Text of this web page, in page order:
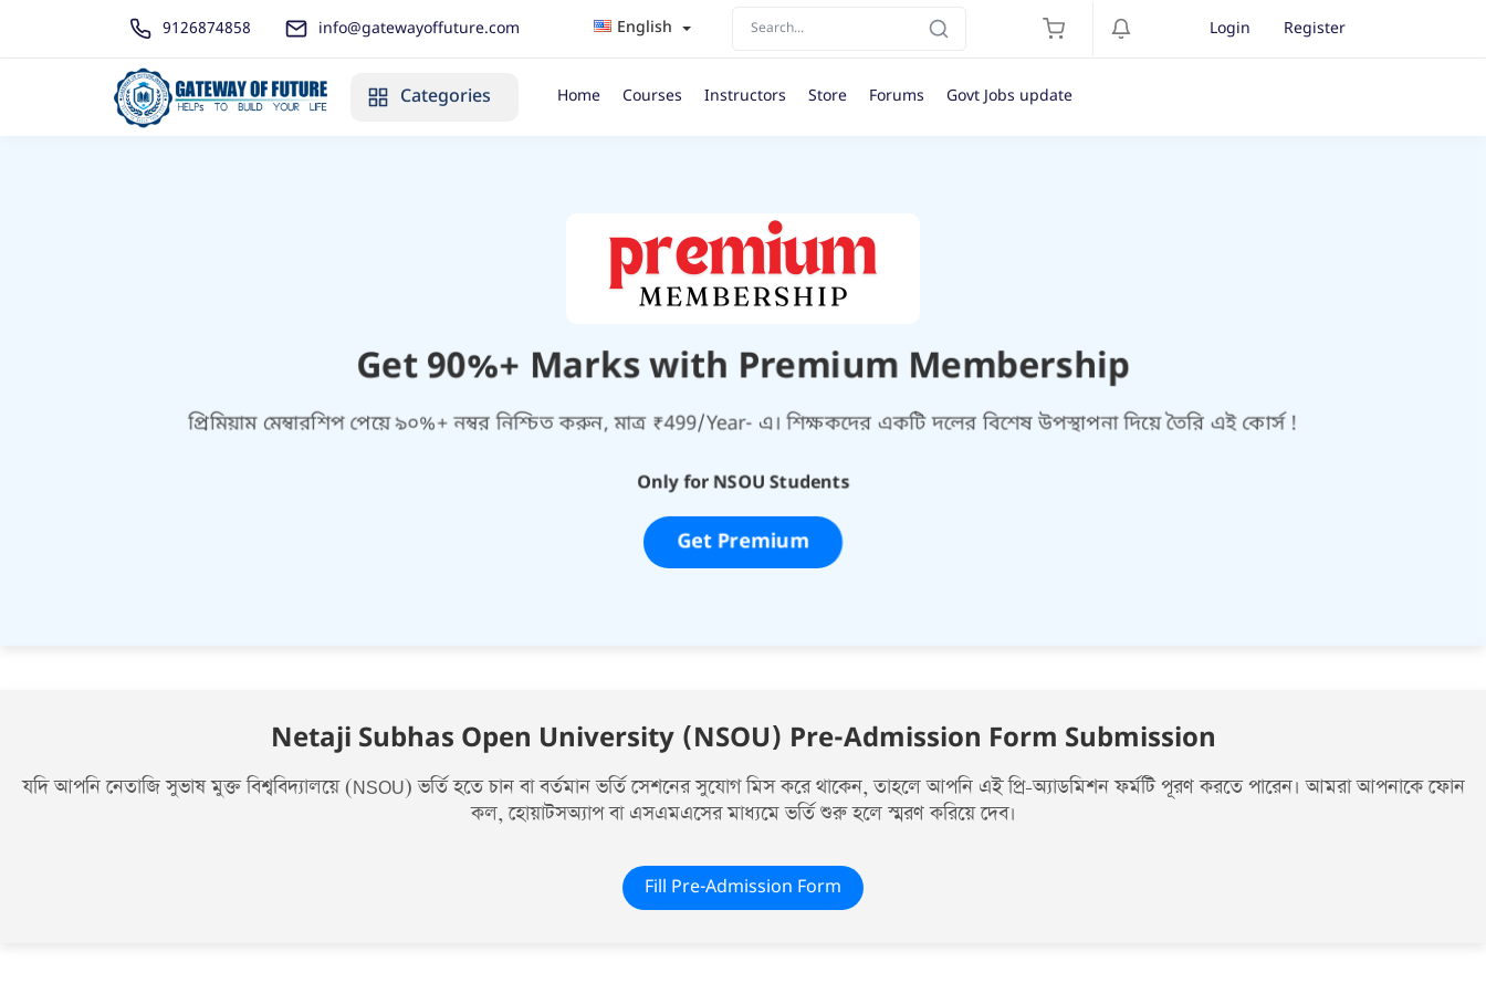
9126874858 info@gatewayoffuture.com English Login Register
Categories Home Courses Instructors Store Forums Govt Jobs update
Get 90%+ Marks with Premium Membership
প্রিমিয়াম মেম্বারশিপ পেয়ে ৯০%+ নম্বর নিশ্চিত করুন, মাত্র ₹499/Year- এ। শিক্ষকদের একটি দলের বিশেষ উপস্থাপনা দিয়ে তৈরি এই কোর্স !
Only for NSOU Students
Get Premium
Netaji Subhas Open University (NSOU) Pre-Admission Form Submission
যদি আপনি নেতাজি সুভাষ মুক্ত বিশ্ববিদ্যালয়ে (NSOU) ভর্তি হতে চান বা বর্তমান ভর্তি সেশনের সুযোগ মিস করে থাকেন, তাহলে আপনি এই প্রি-অ্যাডমিশন ফর্মটি পূরণ করতে পারেন। আমরা আপনাকে ফোন
কল, হোয়াটসঅ্যাপ বা এসএমএসের মাধ্যমে ভর্তি শুরু হলে স্মরণ করিয়ে দেব।
Fill Pre-Admission Form